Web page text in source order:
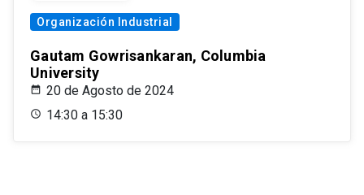
Organización Industrial
Gautam Gowrisankaran, Columbia
University
20 de Agosto de 2024
14:30 a 15:30